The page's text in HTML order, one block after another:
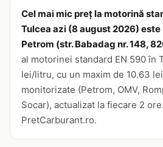
Cel mai mic preț la motorină
Tulcea azi (8 august 2026)
Petrom (str. Babadag nr. 148,
al motorinei standard EN 590 în
lei/litru, cu un maxim de 10.63
monitorizate (Petrom, OMV,
Socar), actualizat la fiecare 2
PretCarburant.ro.